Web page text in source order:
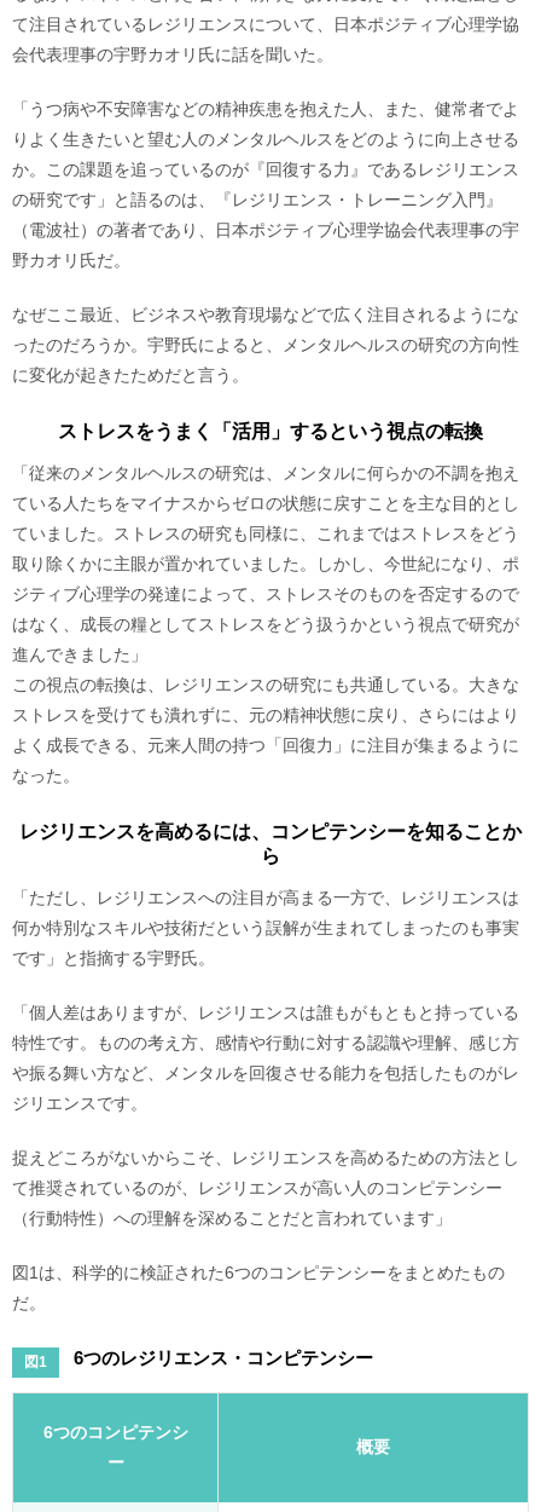
て注目されているレジリエンスについて、日本ポジティブ心理学協
会代表理事の宇野カオリ氏に話を聞いた。
「うつ病や不安障害などの精神疾患を抱えた人、また、健常者でよ
りよく生きたいと望む人のメンタルヘルスをどのように向上させる
か。この課題を追っているのが『回復する力』であるレジリエンス
の研究です」と語るのは、『レジリエンス・トレーニング入門』
（電波社）の著者であり、日本ポジティブ心理学協会代表理事の宇
野カオリ氏だ。
なぜここ最近、ビジネスや教育現場などで広く注目されるようにな
ったのだろうか。宇野氏によると、メンタルヘルスの研究の方向性
に変化が起きたためだと言う。
ストレスをうまく「活用」するという視点の転換
「従来のメンタルヘルスの研究は、メンタルに何らかの不調を抱え
ている人たちをマイナスからゼロの状態に戻すことを主な目的とし
ていました。ストレスの研究も同様に、これまではストレスをどう
取り除くかに主眼が置かれていました。しかし、今世紀になり、ポ
ジティブ心理学の発達によって、ストレスそのものを否定するので
はなく、成長の糧としてストレスをどう扱うかという視点で研究が
進んできました」
この視点の転換は、レジリエンスの研究にも共通している。大きな
ストレスを受けても潰れずに、元の精神状態に戻り、さらにはより
よく成長できる、元来人間の持つ「回復力」に注目が集まるように
なった。
レジリエンスを高めるには、コンピテンシーを知ることか
ら
「ただし、レジリエンスへの注目が高まる一方で、レジリエンスは
何か特別なスキルや技術だという誤解が生まれてしまったのも事実
です」と指摘する宇野氏。
「個人差はありますが、レジリエンスは誰もがもともと持っている
特性です。ものの考え方、感情や行動に対する認識や理解、感じ方
や振る舞い方など、メンタルを回復させる能力を包括したものがレ
ジリエンスです。
捉えどころがないからこそ、レジリエンスを高めるための方法とし
て推奨されているのが、レジリエンスが高い人のコンピテンシー
（行動特性）への理解を深めることだと言われています」
図1は、科学的に検証された6つのコンピテンシーをまとめたもの
だ。
図1 6つのレジリエンス・コンピテンシー
6つのコンピテンシ
ー
概要